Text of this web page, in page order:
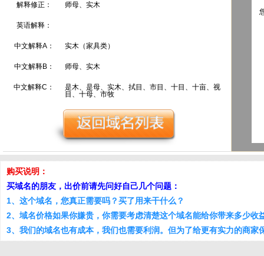
解释修正： 师母、实木
英语解释：
中文解释A： 实木（家具类）
中文解释B： 师母、实木
中文解释C：
是木、是母、实木、拭目、市目、十目、十亩、视
目、十母、市牧
购买说明：
买域名的朋友，出价前请先问好自己几个问题：
1、这个域名，您真正需要吗？买了用来干什么？
2、域名价格如果你嫌贵，你需要考虑清楚这个域名能给你带来多少收
3、我们的域名也有成本，我们也需要利润。但为了给更有实力的商家